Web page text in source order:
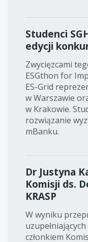
Studenci
edycji
Zwycięzcami
ESGthon for
ES-Grid
w Warszawie
w Krakowie.
rozwiązanie
mBanku.
Dr Justyna
Komisji ds.
KRASP
W wyniku
członkiem